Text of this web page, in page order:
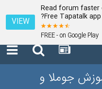
Read forum faster
Free Tapatalk app?
FREE - on Google Play
VIEW
جوملا و